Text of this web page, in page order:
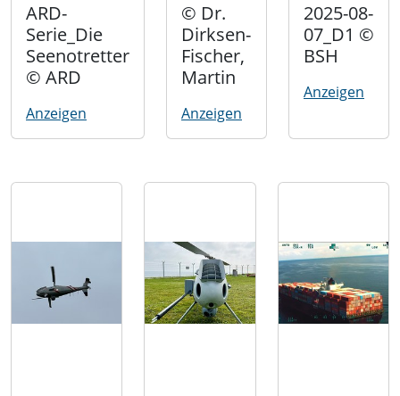
ARD-
Serie_Die
Seenotretter
© ARD
Anzeigen
© Dr.
Dirksen-
Fischer,
Martin
Anzeigen
2025-08-
07_D1 ©
BSH
Anzeigen